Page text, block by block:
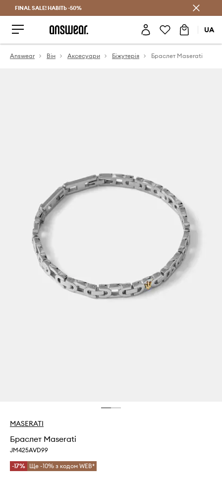
Заощаджуй з Answear Club
FINAL SALE! НАВІТЬ -50%
UA
Answear Він Аксесуари Біжутерія Браслет Maserati
MASERATI
Браслет Maserati
JM425AVD99
-17% Ще -10% з кодом WEB*